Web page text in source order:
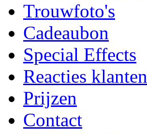
Trouwfoto's
Cadeaubon
Special Effects
Reacties klanten
Prijzen
Contact